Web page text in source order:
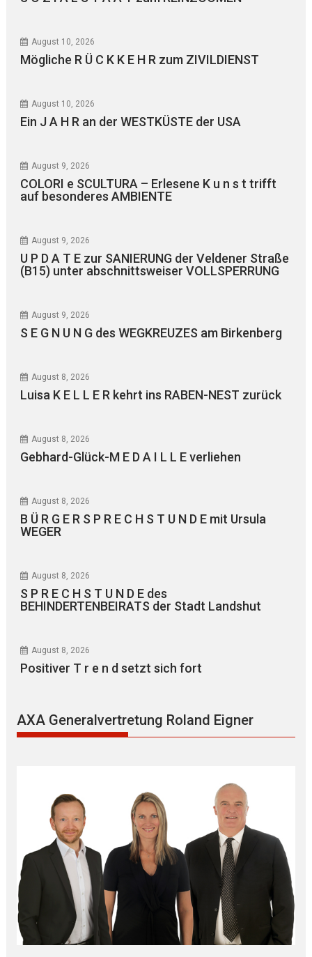
August 10, 2026
Mögliche R Ü C K K E H R zum ZIVILDIENST
August 10, 2026
Ein J A H R an der WESTKÜSTE der USA
August 9, 2026
COLORI e SCULTURA – Erlesene K u n s t trifft
auf besonderes AMBIENTE
August 9, 2026
U P D A T E zur SANIERUNG der Veldener Straße
(B15) unter abschnittsweiser VOLLSPERRUNG
August 9, 2026
S E G N U N G des WEGKREUZES am Birkenberg
August 8, 2026
Luisa K E L L E R kehrt ins RABEN-NEST zurück
August 8, 2026
Gebhard-Glück-M E D A I L L E verliehen
August 8, 2026
B Ü R G E R S P R E C H S T U N D E mit Ursula
WEGER
August 8, 2026
S P R E C H S T U N D E des
BEHINDERTENBEIRATS der Stadt Landshut
August 8, 2026
Positiver T r e n d setzt sich fort
AXA Generalvertretung Roland Eigner